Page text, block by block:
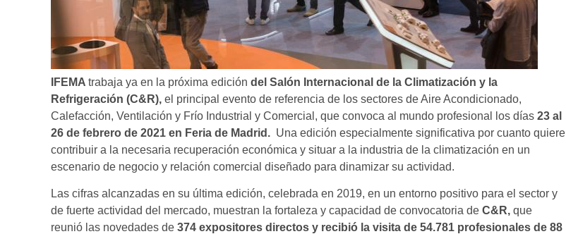
IFEMA trabaja ya en la próxima edición del Salón Internacional de la Climatización y la
Refrigeración (C&R), el principal evento de referencia de los sectores de Aire Acondicionado,
Calefacción, Ventilación y Frío Industrial y Comercial, que convoca al mundo profesional los días 23 al
26 de febrero de 2021 en Feria de Madrid. Una edición especialmente significativa por cuanto quiere
contribuir a la necesaria recuperación económica y situar a la industria de la climatización en un
escenario de negocio y relación comercial diseñado para dinamizar su actividad.
Las cifras alcanzadas en su última edición, celebrada en 2019, en un entorno positivo para el sector y
de fuerte actividad del mercado, muestran la fortaleza y capacidad de convocatoria de C&R, que
reunió las novedades de 374 expositores directos y recibió la visita de 54.781 profesionales de 88